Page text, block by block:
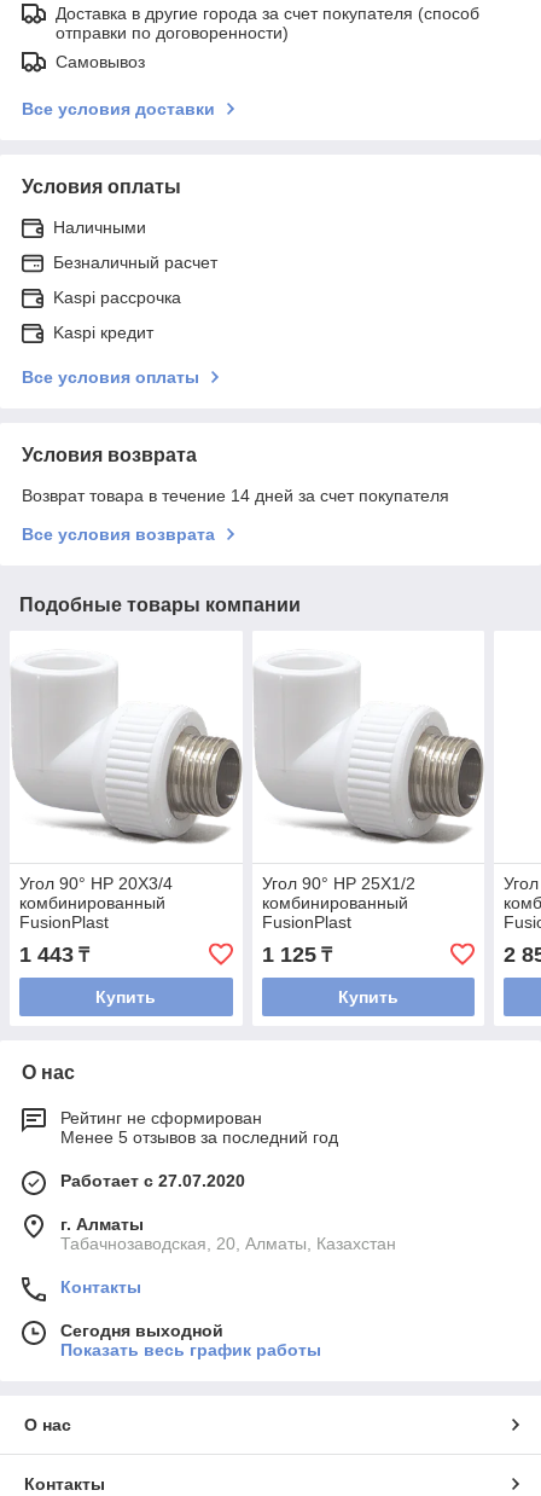
Доставка в другие города за счет покупателя (способ
отправки по договоренности)
Самовывоз
Все условия доставки
Условия оплаты
Наличными
Безналичный расчет
Kaspi рассрочка
Kaspi кредит
Все условия оплаты
Условия возврата
Возврат товара в течение 14 дней за счет покупателя
Все условия возврата
Подобные товары компании
Угол 90° НР 20Х3/4
комбинированный
FusionPlast
1 443 ₸
Купить
Угол 90° НР 25Х1/2
комбинированный
FusionPlast
1 125₸
Купить
2
О нас
Рейтинг не сформирован
Менее 5 отзывов за последний год
Работает с 27.07.2020
г. Алматы
Табачнозаводская, 20, Алматы, Казахстан
Контакты
Сегодня выходной
Показать весь график работы
О нас
Контакты